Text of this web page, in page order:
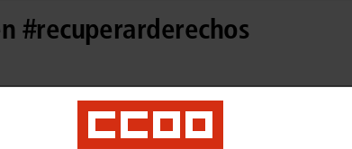
#recuperarderechos